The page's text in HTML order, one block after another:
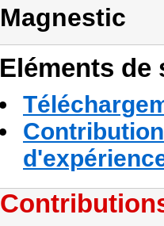
Magnestic
Eléments